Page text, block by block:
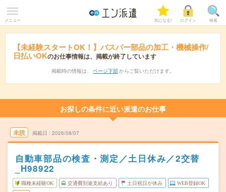
メニュー 気になる! ログイン 検索
【未経験スタートOK！】バスバー部品の加工・機械操作/
日払いOKのお仕事情報は、掲載が終了しています
掲載時の情報は、 ページ下部 からご覧いただけます。
お探しの条件に近い派遣のお仕事
未読 掲載日 2026/08/07
自動車部品の検査・測定／土日休み／2交替
_H98922
職種未経験OK 交通費別途支給あり 土日祝日が休み WEB登録OK